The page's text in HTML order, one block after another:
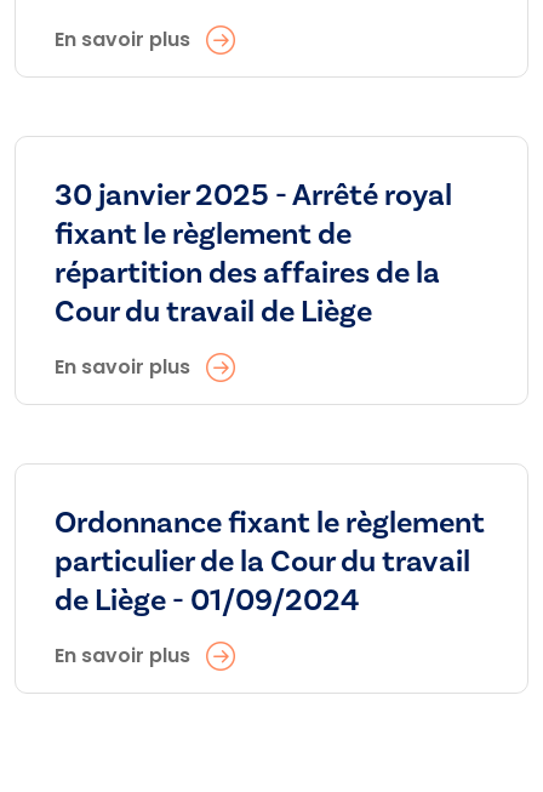
En savoir plus
30 janvier 2025 - Arrêté royal
fixant le règlement de
répartition des affaires de la
Cour du travail de Liège
En savoir plus
Ordonnance fixant le règlement
particulier de la Cour du travail
de Liège - 01/09/2024
En savoir plus